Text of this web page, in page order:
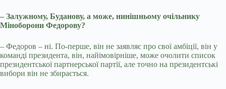
– Залужному, Буданову, а може, нинішньому очільнику
Міноборони Федорову?
– Федоров – ні. По-перше, він не заявляє про свої амбіції, він у
команді президента, він, найімовірніше, може очолити список
президентської партнерської партії, але точно на президентські
вибори він не збирається.